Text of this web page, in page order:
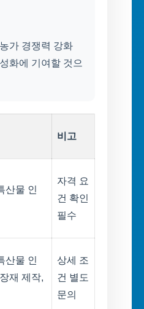
가 경쟁력 강화
화에 기여할 것으
비고
산물 인
자격 요
건 확인
필수
산물 인
재 제작,
상세 조
건 별도
문의